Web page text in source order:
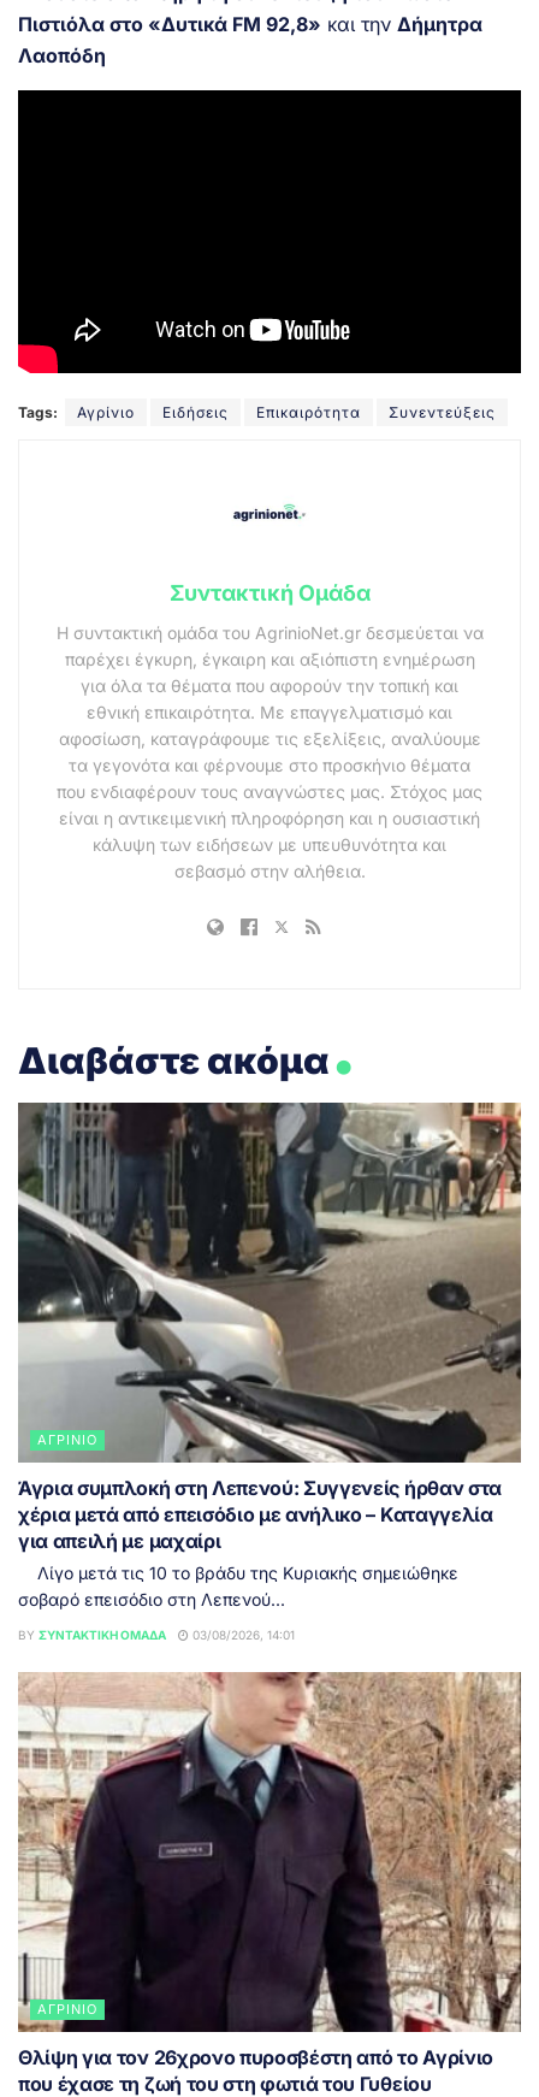
Πιστιόλα στο «Δυτικά FM 92,8» και την Δήμητρα
Λαοπόδη
Tags: Αγρίνιο Ειδήσεις Επικαιρότητα Συνεντεύξεις
Συντακτική Ομάδα
Η συντακτική ομάδα του AgrinioNet.gr δεσμεύεται να
παρέχει έγκυρη, έγκαιρη και αξιόπιστη ενημέρωση
για όλα τα θέματα που αφορούν την τοπική και
εθνική επικαιρότητα. Με επαγγελματισμό και
αφοσίωση, καταγράφουμε τις εξελίξεις, αναλύουμε
τα γεγονότα και φέρνουμε στο προσκήνιο θέματα
που ενδιαφέρουν τους αναγνώστες μας. Στόχος μας
είναι η αντικειμενική πληροφόρηση και η ουσιαστική
κάλυψη των ειδήσεων με υπευθυνότητα και
σεβασμό στην αλήθεια.
Διαβάστε ακόμα.
ΑΓΡΊΝΙΟ
Άγρια συμπλοκή στη Λεπενού: Συγγενείς ήρθαν στα
χέρια μετά από επεισόδιο με ανήλικο – Καταγγελία
για απειλή με μαχαίρι
Λίγο μετά τις 10 το βράδυ της Κυριακής σημειώθηκε
σοβαρό επεισόδιο στη Λεπενού...
BY ΣΥΝΤΑΚΤΙΚΉ ΟΜΆΔΑ 03/08/2026, 14:01
ΑΓΡΊΝΙΟ
Θλίψη για τον 26χρονο πυροσβέστη από το Αγρίνιο
που έχασε τη ζωή του στη φωτιά του Γυθείου